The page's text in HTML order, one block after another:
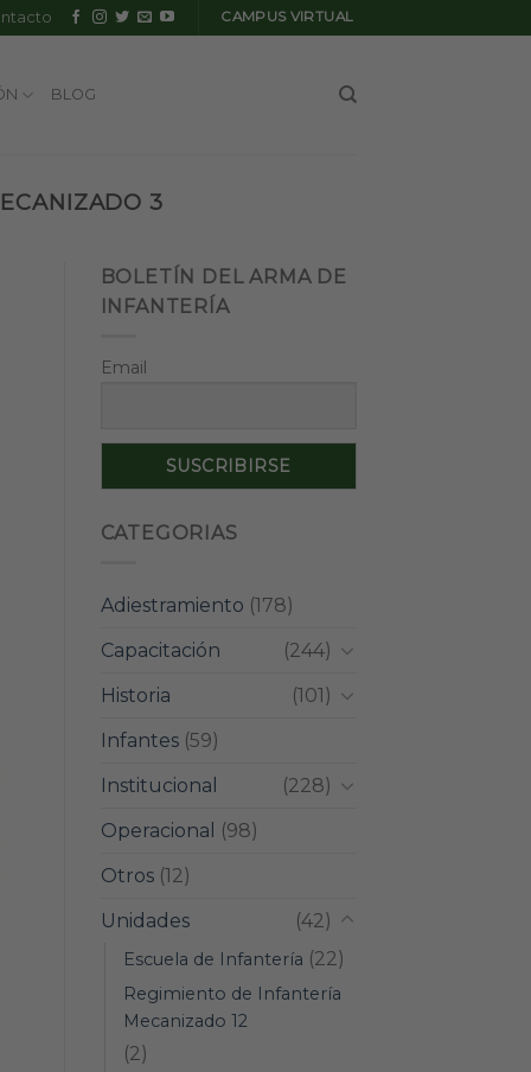
CAMPUS VIRTUAL
BLOG
3
BOLETÍN DEL ARMA DE
INFANTERÍA
Email
CATEGORIAS
Adiestramiento (178)
Capacitación
(244)
Historia
(101)
Infantes(59)
Institucional
(228)
Operacional
(98)
Otros(12)
Unidades
(42)
Escuela de Infantería (22)
Regimiento de Infantería
Mecanizado 12
(2)